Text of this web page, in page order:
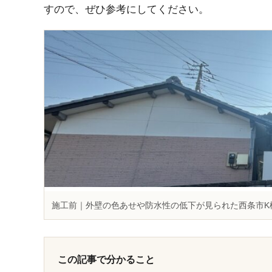
すので、ぜひ参考にしてください。
施工前｜外壁の色あせや防水性の低下が見られた西条市K
この記事で分かること